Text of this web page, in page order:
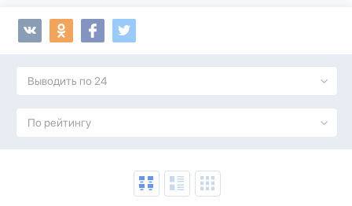
Выводить по 24
По рейтингу